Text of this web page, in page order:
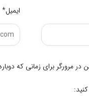
ایمیل*
در مرورگر برای زمانی که